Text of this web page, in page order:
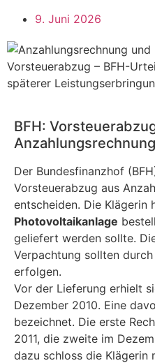
9. Juni 2026
BFH:
Der Bundesfinanzhof
Vorsteuerabzug aus
entscheiden. Die Klägerin
Photovoltaikanlage
geliefert werden sollte.
Verpachtung sollten
erfolgen.
Vor der Lieferung erhielt
Dezember 2010. Eine
bezeichnet. Die erste
2011, die zweite im
dazu schloss die Klägerin